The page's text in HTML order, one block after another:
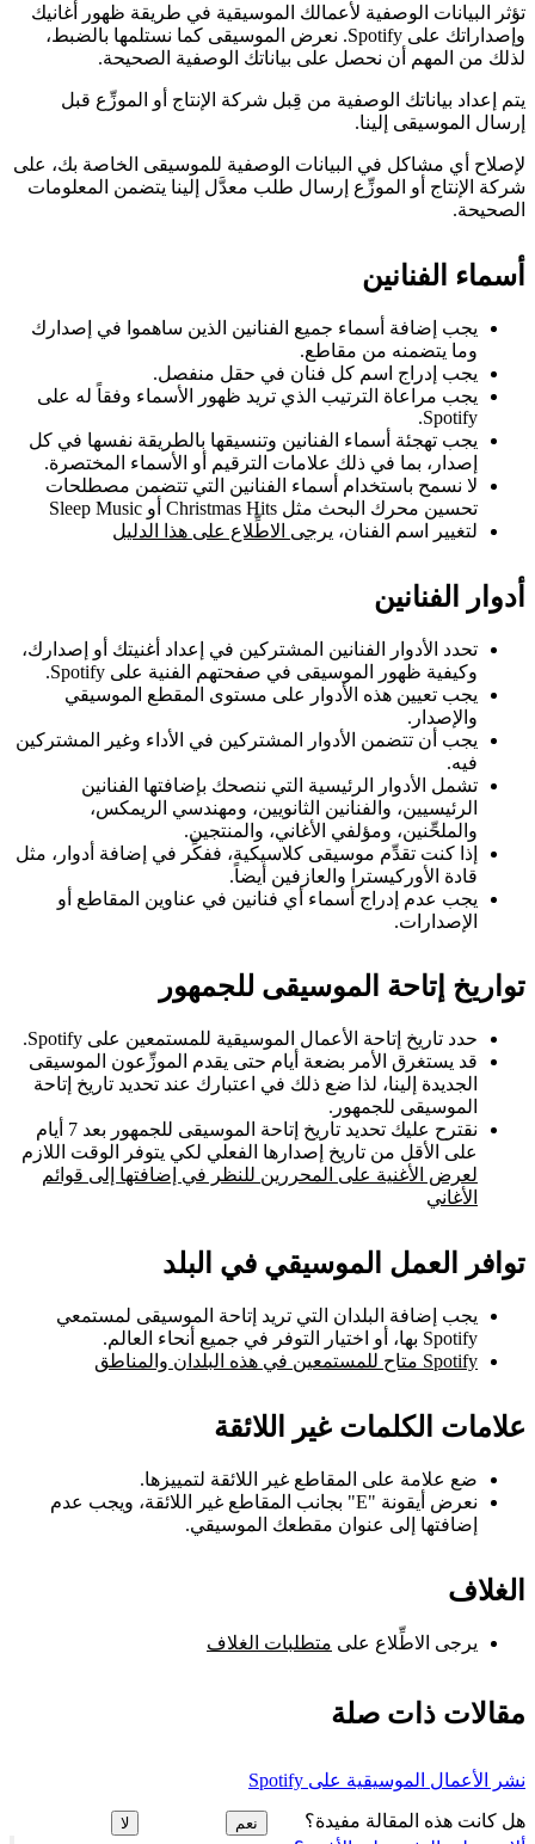
تؤثر البيانات الوصفية لأعمالك الموسيقية في طريقة ظهور أغانيك
وإصداراتك على Spotify. نعرض الموسيقى كما نستلمها بالضبط،
لذلك من المهم أن نحصل على بياناتك الوصفية الصحيحة.
يتم إعداد بياناتك الوصفية من قِبل شركة الإنتاج أو الموزِّع قبل
إرسال الموسيقى إلينا.
لإصلاح أي مشاكل في البيانات الوصفية للموسيقى الخاصة بك، على
شركة الإنتاج أو الموزِّع إرسال طلب معدَّل إلينا يتضمن المعلومات
الصحيحة.
أسماء الفنانين
يجب إضافة أسماء جميع الفنانين الذين ساهموا في إصدارك
وما يتضمنه من مقاطع.
يجب إدراج اسم كل فنان في حقل منفصل.
يجب مراعاة الترتيب الذي تريد ظهور الأسماء وفقاً له على
Spotify.
يجب تهجئة أسماء الفنانين وتنسيقها بالطريقة نفسها في كل
إصدار، بما في ذلك علامات الترقيم أو الأسماء المختصرة.
لا نسمح باستخدام أسماء الفنانين التي تتضمن مصطلحات
تحسين محرك البحث مثل Christmas Hits أو Sleep Music
لتغيير اسم الفنان، يرجى الاطِّلاع على هذا الدليل
أدوار الفنانين
تحدد الأدوار الفنانين المشتركين في إعداد أغنيتك أو إصدارك،
وكيفية ظهور الموسيقى في صفحتهم الفنية على Spotify.
يجب تعيين هذه الأدوار على مستوى المقطع الموسيقي
والإصدار.
يجب أن تتضمن الأدوار المشتركين في الأداء وغير المشتركين
فيه.
تشمل الأدوار الرئيسية التي ننصحك بإضافتها الفنانين
الرئيسيين، والفنانين الثانويين، ومهندسي الريمكس،
والملحِّنين، ومؤلفي الأغاني، والمنتجين.
إذا كنت تقدِّم موسيقى كلاسيكية، ففكِّر في إضافة أدوار، مثل
قادة الأوركيسترا والعازفين أيضاً.
يجب عدم إدراج أسماء أي فنانين في عناوين المقاطع أو
الإصدارات.
تواريخ إتاحة الموسيقى للجمهور
حدد تاريخ إتاحة الأعمال الموسيقية للمستمعين على Spotify.
قد يستغرق الأمر بضعة أيام حتى يقدم الموزِّعون الموسيقى
الجديدة إلينا، لذا ضع ذلك في اعتبارك عند تحديد تاريخ إتاحة
الموسيقى للجمهور.
نقترح عليك تحديد تاريخ إتاحة الموسيقى للجمهور بعد 7 أيام
على الأقل من تاريخ إصدارها الفعلي لكي يتوفر الوقت اللازم
لعرض الأغنية على المحررين للنظر في إضافتها إلى قوائم
الأغاني
توافر العمل الموسيقي في البلد
يجب إضافة البلدان التي تريد إتاحة الموسيقى لمستمعي
Spotify بها، أو اختيار التوفر في جميع أنحاء العالم.
Spotify متاح للمستمعين في هذه البلدان والمناطق
علامات الكلمات غير اللائقة
ضع علامة على المقاطع غير اللائقة لتمييزها.
نعرض أيقونة "E" بجانب المقاطع غير اللائقة، ويجب عدم
إضافتها إلى عنوان مقطعك الموسيقي.
الغلاف
يرجى الاطِّلاع على متطلبات الغلاف
مقالات ذات صلة
نشر الأعمال الموسيقية على Spotify
هل كانت هذه المقالة مفيدة؟ نعم لا